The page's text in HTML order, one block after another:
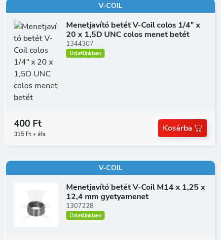
V-COIL
Menetjavító betét V-Coil colos 1/4" x
20 x 1,5D UNC colos menet betét
1344307
Üzletünkben
400 Ft
315 Ft + áfa
Kosárba
V-COIL
Menetjavító betét V-Coil M14 x 1,25 x
12,4 mm gyetyamenet
1307228
Üzletünkben